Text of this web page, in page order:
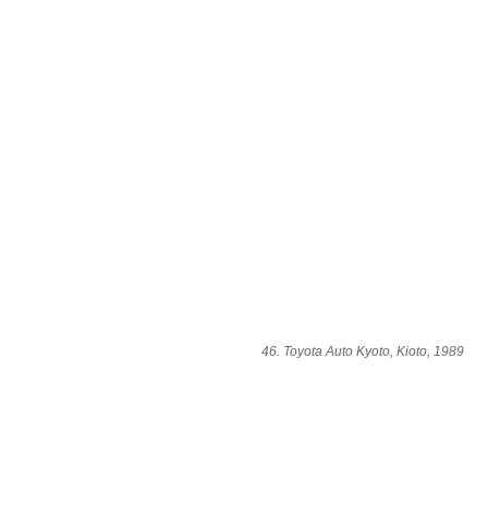
46. Toyota Auto Kyoto, Kioto, 1989